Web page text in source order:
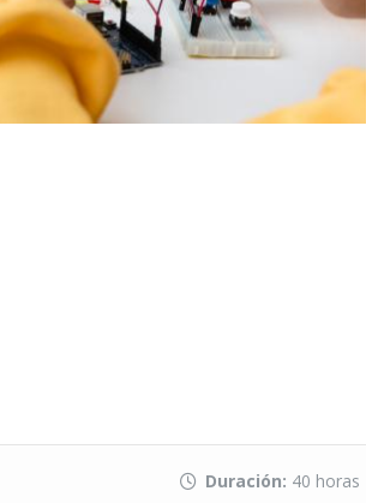
Duración: 40 horas